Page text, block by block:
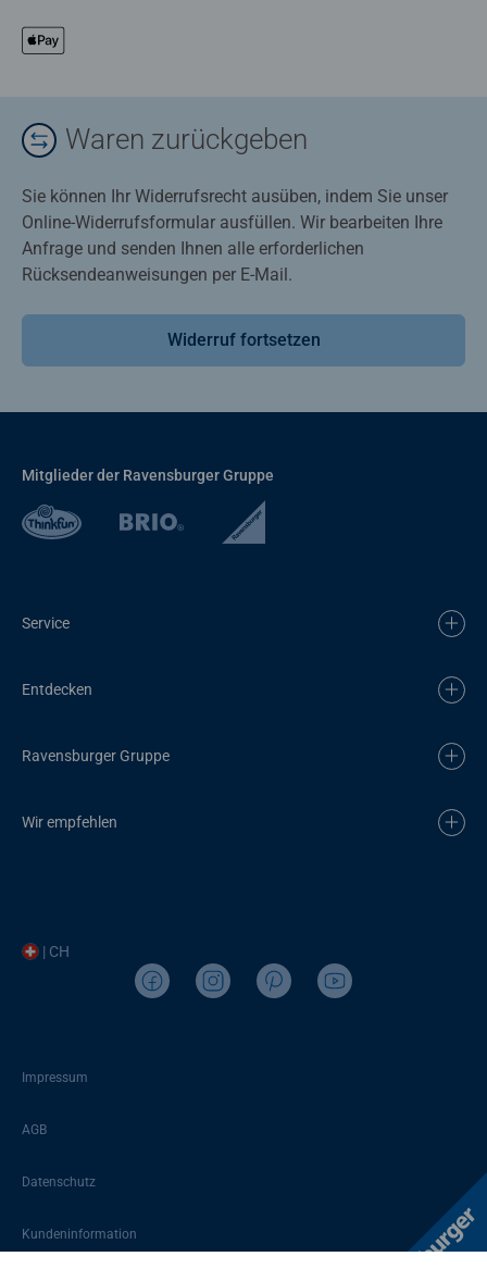
Waren zurückgeben
Sie können Ihr Widerrufsrecht ausüben, indem Sie unser
Online-Widerrufsformular ausfüllen. Wir bearbeiten Ihre
Anfrage und senden Ihnen alle erforderlichen
Rücksendeanweisungen per E-Mail.
Widerruf fortsetzen
Mitglieder der Ravensburger Gruppe
Service
Entdecken
Ravensburger Gruppe
Wir empfehlen
| CH
Impressum
AGB
Datenschutz
Kundeninformation